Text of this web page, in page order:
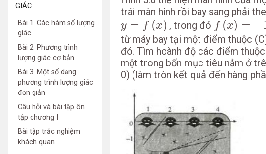
GIÁC
Bài 1. Các hàm số lượng
giác
Bài 2. Phương trình
lượng giác cơ bản
Bài 3. Một số dạng
phương trình lượng giác
đơn giản
Câu hỏi và bài tập ôn
tập chương I
Bài tập trắc nghiệm
khách quan
trái màn hình rồi bay sang phải
y = f (x)
y=f (x) , trong đó f (x) = −
f(x)=−1 −1
từ máy bay tại một điểm thuộc
đó. Tìm hoành độ các điểm
một trong bốn mục tiêu nằm ở
0) (làm tròn kết quả đến hàng